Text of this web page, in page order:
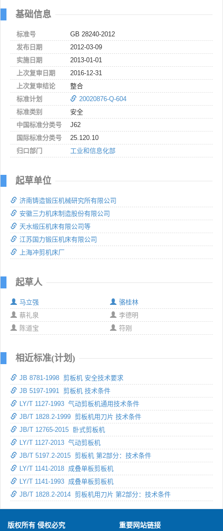
基础信息
标准号
GB 28240-2012
发布日期
2012-03-09
实施日期
2013-01-01
上次复审日期
2016-12-31
上次复审结论
整合
标准计划
20020876-Q-604
标准类别
安全
中国标准分类号
J62
国际标准分类号
25.120.10
归口部门
工业和信息化部
起草单位
济南铸造锻压机械研究所有限公司
安徽三力机床制造股份有限公司
天水缎压机床有限公司等
江苏国力锻压机床有限公司
上海冲剪机床厂
起草人
马立强
骆桂林
蔡礼泉
李德明
陈道宝
符刚
相近标准(计划)
JB 8781-1998 剪板机 安全技术要求
JB 5197-1991 剪板机 技术条件
LY/T 1127-1993 气动剪板机通用技术条件
JB/T 1828.2-1999 剪板机用刀片 技术条件
JB/T 12765-2015 卧式剪板机
LY/T 1127-2013 气动剪板机
JB/T 5197.2-2015 剪板机 第2部分：技术条件
LY/T 1141-2018 成叠单板剪板机
LY/T 1141-1993 成叠单板剪板机
JB/T 1828.2-2014 剪板机用刀片 第2部分：技术条件
版权所有 侵权必究 重要网站链接